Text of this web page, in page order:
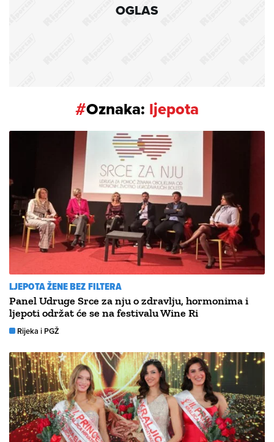
OGLAS
#Oznaka: ljepota
LJEPOTA ŽENE BEZ FILTERA
Panel Udruge Srce za nju o zdravlju, hormonima i
ljepoti održat će se na festivalu Wine Ri
Rijeka i PGŽ